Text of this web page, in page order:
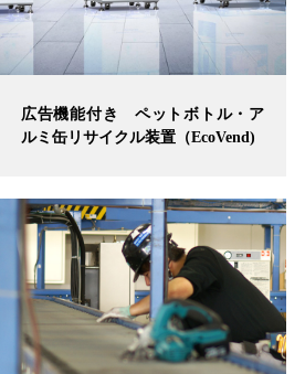
広告機能付き ペットボトル・ア
ルミ缶リサイクル装置（EcoVend)